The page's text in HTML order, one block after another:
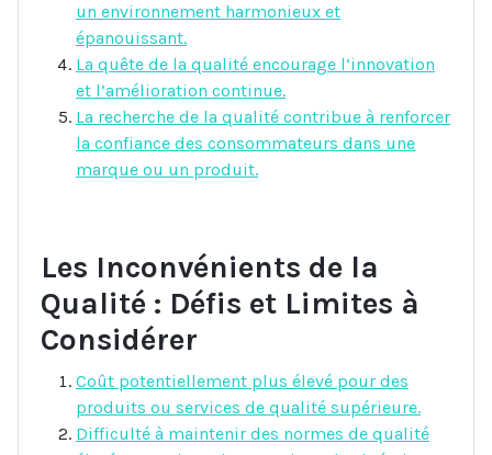
un environnement harmonieux et
épanouissant.
La quête de la qualité encourage l’innovation
et l’amélioration continue.
La recherche de la qualité contribue à renforcer
la confiance des consommateurs dans une
marque ou un produit.
Les Inconvénients de la
Qualité : Défis et Limites à
Considérer
Coût potentiellement plus élevé pour des
produits ou services de qualité supérieure.
Difficulté à maintenir des normes de qualité